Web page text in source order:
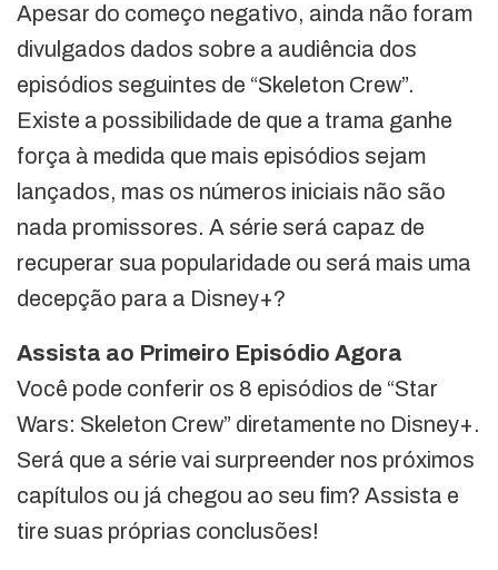
Apesar do começo negativo, ainda não foram
divulgados dados sobre a audiência dos
episódios seguintes de “Skeleton Crew”.
Existe a possibilidade de que a trama ganhe
força à medida que mais episódios sejam
lançados, mas os números iniciais não são
nada promissores. A série será capaz de
recuperar sua popularidade ou será mais uma
decepção para a Disney+?
Assista ao Primeiro Episódio Agora
Você pode conferir os 8 episódios de “Star
Wars: Skeleton Crew” diretamente no Disney+.
Será que a série vai surpreender nos próximos
capítulos ou já chegou ao seu fim? Assista e
tire suas próprias conclusões!